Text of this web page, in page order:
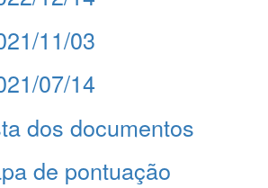
11/03
07/14
dos documentos
de pontuação